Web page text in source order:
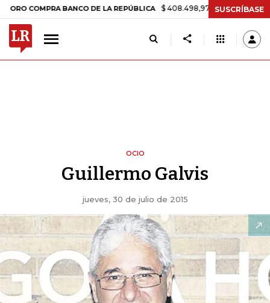
COMPRA BANCO DE LA REPÚBLICA $ 408.498,97 +$ 8.753,81 +2,19%
SUSCRÍBASE
OCIO
Guillermo Galvis
jueves, 30 de julio de 2015